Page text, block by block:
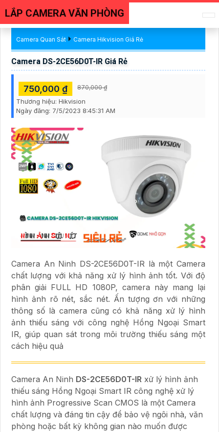
LẮP CAMERA VĂN PHÒNG
Camera Quan Sát Camera Hikvision Giá Rẻ
Camera DS-2CE56D0T-IR Giá Rẻ
750,000 ₫ 870,000 ₫
Thương hiệu: Hikvision
Ngày đăng: 7/5/2023 8:45:31 AM
Camera An Ninh DS-2CE56D0T-IR là một Camera
chất lượng với khả năng xử lý hình ảnh tốt. Với độ
phân giải FULL HD 1080P, camera này mang lại
hình ảnh rõ nét, sắc nét. Ấn tượng ơn với những
thông số là camera cũng có khả năng xử lý hình
ảnh thiếu sáng với công nghệ Hồng Ngoại Smart
IR, giúp quan sát trong môi trường thiếu sáng một
cách hiệu quả
Camera An Ninh DS-2CE56D0T-IR xử lý hình ảnh
thiếu sáng Hồng Ngoại Smart IR công nghệ xử lý
hình ảnh Progressive Scan CMOS là một Camera
chất lượng và đáng tin cậy để bảo vệ ngôi nhà, văn
phòng hoặc bất kỳ không gian nào muốn được